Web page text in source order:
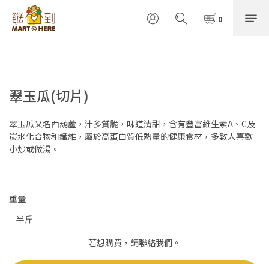
翠玉瓜(切片)
翠玉瓜又名西葫蘆，汁多質脆，味道清甜，含有豐富維生素A、C及
炭水化合物和纖維，屬於高蛋白質低熱量的健康食材，多數人喜歡
小炒或做湯。
重量
若想購買，請聯絡我們。